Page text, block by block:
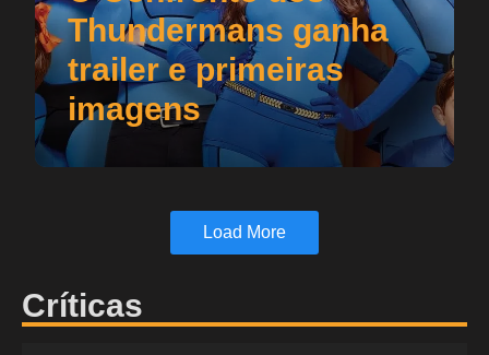
Thundermans ganha
trailer e primeiras
imagens
Load More
Críticas